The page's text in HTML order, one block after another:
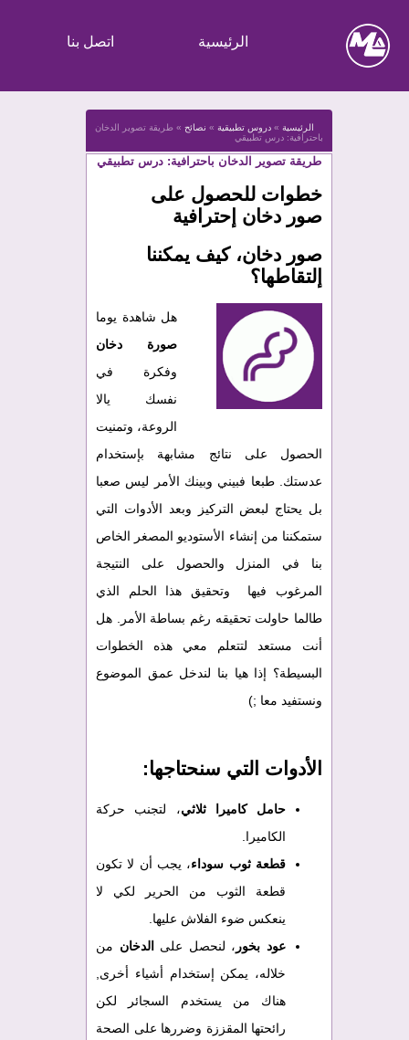
الرئيسية اتصل بنا
الرئيسية » دروس تطبيقية » نصائح » طريقة تصوير الدخان
باحترافية: درس تطبيقي
طريقة تصوير الدخان باحترافية: درس تطبيقي
خطوات للحصول على
صور دخان إحترافية
صور دخان، كيف يمكننا
إلتقاطها؟
هل شاهدة يوما
صورة دخان
وفكرة في
نفسك يالا
الروعة، وتمنيت
الحصول على نتائج مشابهة بإستخدام
عدستك. طبعا فبيني وبينك الأمر ليس صعبا
بل يحتاج لبعض التركيز وبعد الأدوات التي
ستمكننا من إنشاء الأستوديو المصغر الخاص
بنا في المنزل والحصول على النتيجة
المرغوب فيها وتحقيق هذا الحلم الذي
طالما حاولت تحقيقه رغم بساطة الأمر. هل
أنت مستعد لتتعلم معي هذه الخطوات
البسيطة؟ إذا هيا بنا لندخل عمق الموضوع
ونستفيد معا ;)
الأدوات التي سنحتاجها:
حامل كاميرا ثلاثي، لتجنب حركة
الكاميرا.
قطعة ثوب سوداء، يجب أن لا تكون
قطعة الثوب من الحرير لكي لا
ينعكس ضوء الفلاش عليها.
عود بخور ، لنحصل على الدخان من
خلاله، يمكن إستخدام أشياء أخرى,
هناك من يستخدم السجائر لكن
رائحتها المقززة وضررها على الصحة